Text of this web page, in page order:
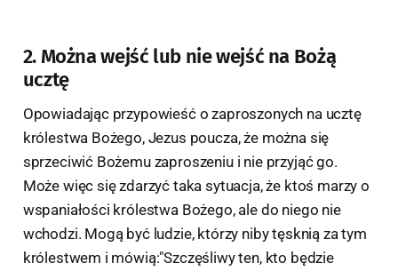
2. Można wejść lub nie wejść na Bożą
ucztę
Opowiadając przypowieść o zaproszonych na ucztę
królestwa Bożego, Jezus poucza, że można się
sprzeciwić Bożemu zaproszeniu i nie przyjąć go.
Może więc się zdarzyć taka sytuacja, że ktoś marzy o
wspaniałości królestwa Bożego, ale do niego nie
wchodzi. Mogą być ludzie, którzy niby tęsknią za tym
królestwem i mówią:"Szczęśliwy ten, kto będzie